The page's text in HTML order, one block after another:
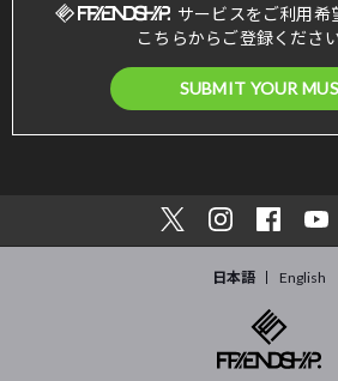
サービスをご利用希
こちらからご登録くださ
SUBMIT YOUR
日本語 English